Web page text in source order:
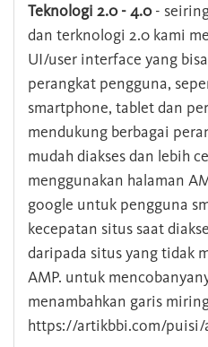
Teknologi 2.0 - 4.0-
dan terknologi 2.0 kami
UI/user interface yang
perangkat pengguna,
smartphone, tablet dan
mendukung berbagai
mudah diakses dan lebih
menggunakan halaman
google untuk pengguna
kecepatan situs saat
daripada situs yang tidak
AMP. untuk
menambahkan garis
https://artikbbi.com/